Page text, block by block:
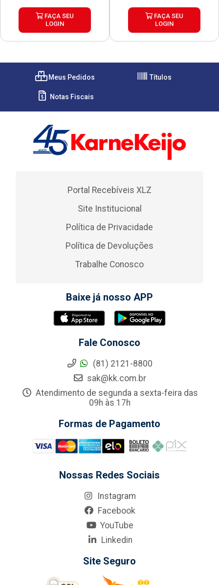
FAÇA SEU
LOGIN
FAÇA SEU
LOGIN
Meus Pedidos Títulos
Notas Fiscais
Portal Recebíveis XLZ
Site Institucional
Política de Privacidade
Política de Devoluções
Trabalhe Conosco
Baixe já nosso APP
Fale Conosco
(81) 2121-8800
sak@kk.com.br
Atendimento de segunda a sexta-feira das
09h às 17h
Formas de Pagamento
Nossas Redes Sociais
Instagram
Facebook
YouTube
Linkedin
Site Seguro